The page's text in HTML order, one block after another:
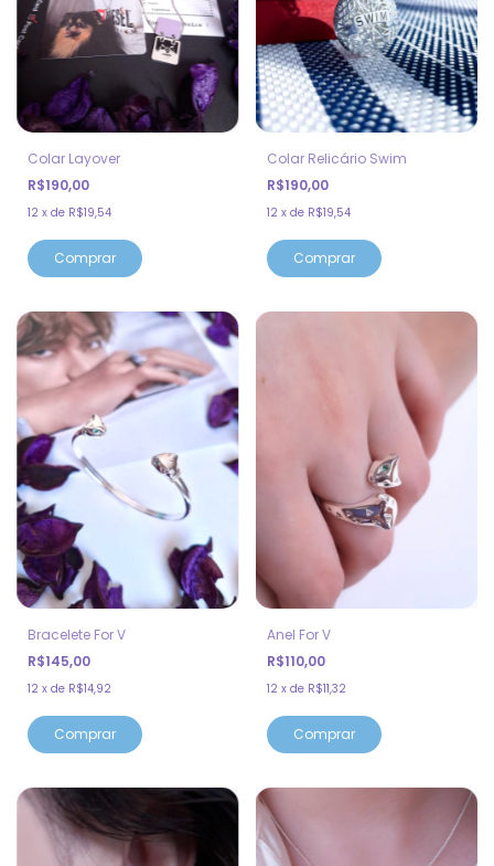
Colar Layover
R$190,00
12 x de R$19,54
Colar Relicário Swim
R$190,00
12 x de R$19,54
Comprar
Bracelete For V
R$145,00
12 x de R$14,92
Anel For V
R$110,00
12 x de R$11,32
Comprar